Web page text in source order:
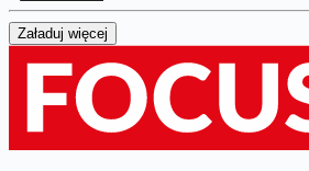
Załaduj więcej